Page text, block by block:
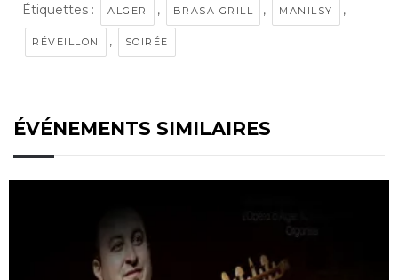
Étiquettes : ALGER , BRASA GRILL , MANILSY ,
RÉVEILLON , SOIRÉE
ÉVÉNEMENTS SIMILAIRES